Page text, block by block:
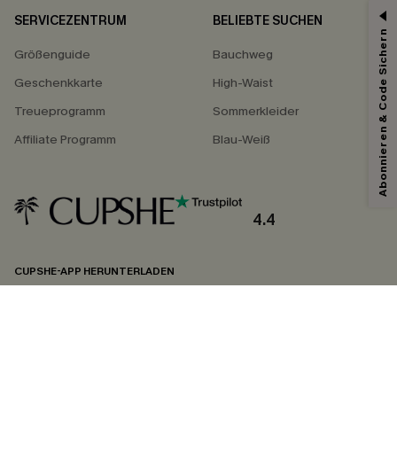
SERVICEZENTRUM
Größenguide
Geschenkkarte
Treueprogramm
Affiliate Programm
BELIEBTE SUCHEN
Bauchweg
High-Waist
Sommerkleider
Blau-Weiß
4.4
CUPSHE-APP HERUNTERLADEN
Abonnieren & Code Sichern